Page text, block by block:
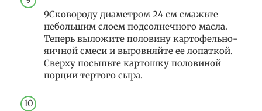
9Сковороду диаметром 24 см смажьте
небольшим слоем подсолнечного масла.
Теперь выложите половину картофельно-
яичной смеси и выровняйте ее лопаткой.
Сверху посыпьте картошку половиной
порции тертого сыра.